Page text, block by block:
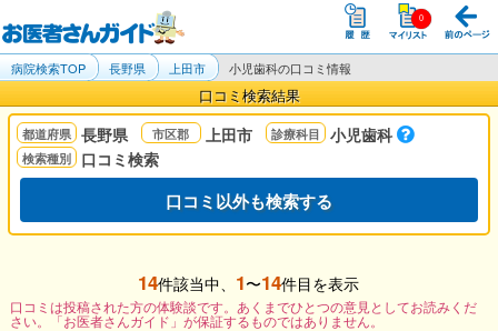
病院検索TOP 長野県 上田市 小児歯科の口コミ情報
口コミ検索結果
長野県 上田市
小児歯科
口コミ検索
口コミ以外も検索する
14件該当中、 1〜14件目を表示
口コミは投稿された方の体験談です。あくまでひとつの意見としてお読みくだ
さい。「お医者さんガイド」が保証するものではありません。